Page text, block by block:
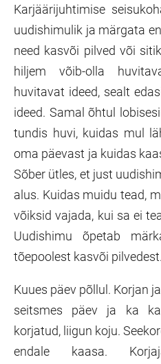
Karjäärijuhtimise
uudishimulik ja märgata
need kasvõi pilved või
hiljem võib-olla
huvitavat ideed, sealt
ideed. Samal õhtul
tundis huvi, kuidas mul
oma päevast ja kuidas
Sõber ütles, et just
alus. Kuidas muidu tead,
võiksid vajada, kui sa ei
Uudishimu õpetab
tõepoolest kasvõi pilvedest.
Kuues päev põllul. Korjan
seitsmes päev ja ka
korjatud, liigun koju.
endale kaasa.